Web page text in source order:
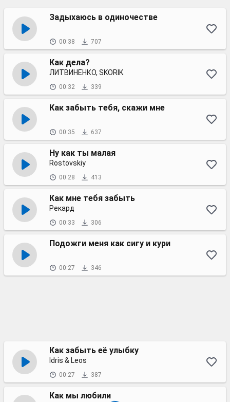
Задыхаюсь в одиночестве
00:38 707
Как дела?
ЛИТВИНЕНКО, SKORIK
00:32 339
Как забыть тебя, скажи мне
00:35 637
Ну как ты малая
Rostovskiy
00:28 413
Как мне тебя забыть
Рекард
00:33 306
Подожги меня как сигу и кури
00:27 346
Как забыть её улыбку
Idris & Leos
00:27 387
Как мы любили